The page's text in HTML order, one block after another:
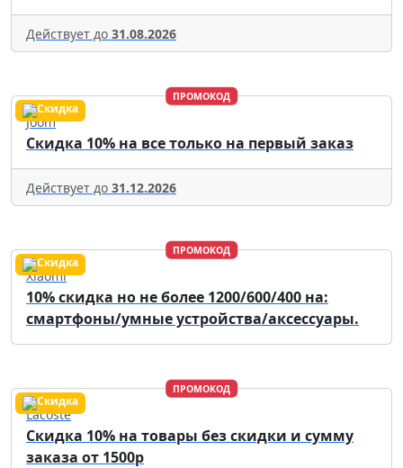
Действует до 31.08.2026
ПРОМОКОД
Joom
Скидка 10% на все только на первый заказ
Действует до 31.12.2026
ПРОМОКОД
Xiaomi
10% скидка но не более 1200/600/400 на:
смартфоны/умные устройства/аксессуары.
ПРОМОКОД
Lacoste
Скидка 10% на товары без скидки и сумму
заказа от 1500р